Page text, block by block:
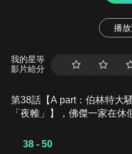
播
我的星等
影片給分
第38話【A part：伯林特大
「夜帷」】，佛傑一家在
中，發現工地即將發生事件
38 - 50